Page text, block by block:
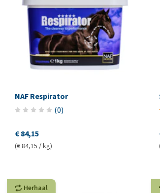
NAF Respirator
(0)
€ 84,15
(€ 84,15 / kg)
Herhaal